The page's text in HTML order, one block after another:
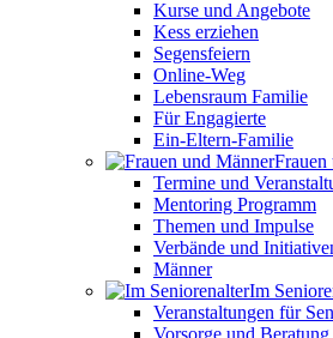
Kurse und Angebote
Kess erziehen
Segensfeiern
Online-Weg
Lebensraum Familie
Für Engagierte
Ein-Eltern-Familie
Frauen
Termine und
Mentoring Programm
Themen und Impulse
Verbände und
Männer
Im
Veranstaltungen für